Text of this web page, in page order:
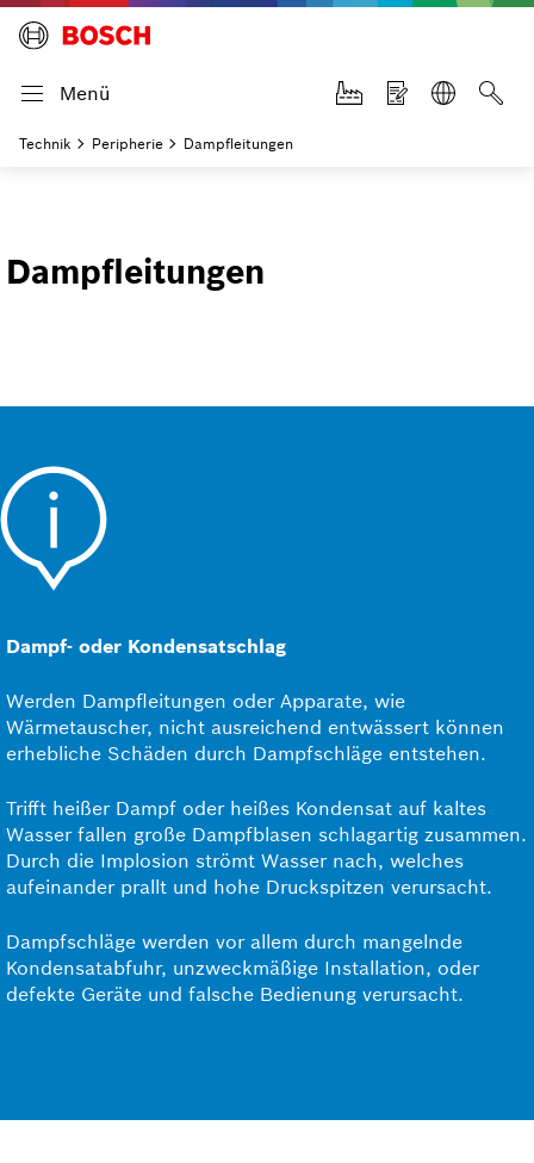
Menü
Technik Peripherie Dampfleitungen
Dampfleitungen
Dampf- oder Kondensatschlag
Werden Dampfleitungen oder Apparate, wie
Wärmetauscher, nicht ausreichend entwässert können
erhebliche Schäden durch Dampfschläge entstehen.
Trifft heißer Dampf oder heißes Kondensat auf kaltes
Wasser fallen große Dampfblasen schlagartig zusammen.
Durch die Implosion strömt Wasser nach, welches
aufeinander prallt und hohe Druckspitzen verursacht.
Dampfschläge werden vor allem durch mangelnde
Kondensatabfuhr, unzweckmäßige Installation, oder
defekte Geräte und falsche Bedienung verursacht.